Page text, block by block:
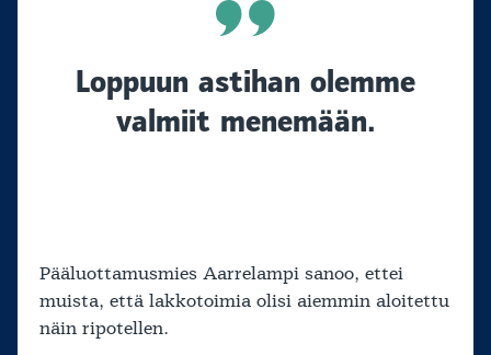
Loppuun astihan olemme
valmiit menemään.
Pääluottamusmies Aarrelampi sanoo, ettei
muista, että lakkotoimia olisi aiemmin aloitettu
näin ripotellen.